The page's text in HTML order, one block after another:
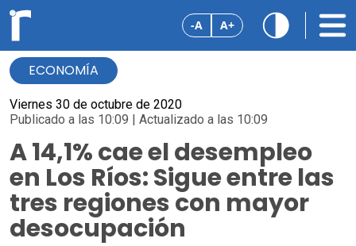
-A A+
ECONOMÍA
Viernes 30 de octubre de 2020
Publicado a las 10:09 | Actualizado a las 10:09
A 14,1% cae el desempleo
en Los Ríos: Sigue entre las
tres regiones con mayor
desocupación